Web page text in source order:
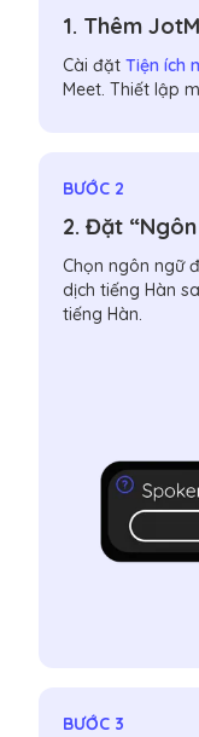
1. Thêm
Cài đặtTiện ích
Meet. Thiết lập
BƯỚC 2
2. Đặt
Chọn ngôn ngữ
dịch tiếng Hàn
tiếng Hàn.
BƯỚC 3